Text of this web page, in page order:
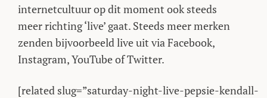
internetcultuur op dit moment ook steeds
meer richting ‘live’ gaat. Steeds meer merken
zenden bijvoorbeeld live uit via Facebook,
Instagram, YouTube of Twitter.
[related slug=”saturday-night-live-pepsie-kendall-